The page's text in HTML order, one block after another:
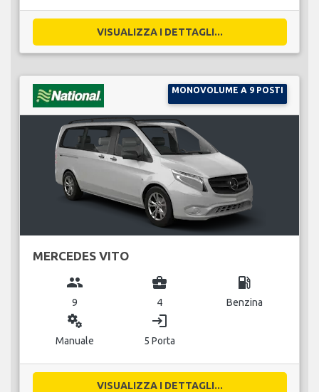
VISUALIZZA I DETTAGLI...
MONOVOLUME A 9 POSTI
MERCEDES VITO
group
9
business_center
4
local_gas_station
Benzina
miscellaneous_services
Manuale
login
5 Porta
VISUALIZZA I DETTAGLI...